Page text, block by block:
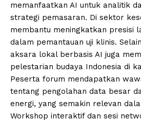
memanfaatkan AI untuk analitik
strategi pemasaran. Di sektor
membantu meningkatkan presisi
dalam pemantauan uji klinis.
aksara lokal berbasis AI juga
pelestarian budaya Indonesia di
Peserta forum mendapatkan
tentang pengolahan data besar
energi, yang semakin relevan
Workshop interaktif dan sesi